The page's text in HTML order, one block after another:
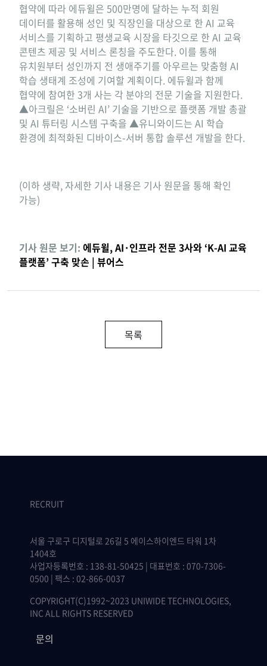
협약에 따라 에듀윌은 500만명에 달하는 누적 회원
데이터를 활용해 성인 및 직장인을 대상으로 한 AI 교육
서비스를 기획하고 평생교육 시장을 타깃으로 한 AI 교육
콘텐츠 제공 및 서비스 론칭을 주도한다. 이를 통해
유치원부터 성인까지 전 생애주기를 아우르는 맞춤형 AI
학습 생태계 조성에 기여할 계획이다. 에듀윌과 함께
협약에 참여한 3개 사는 각 분야의 전문 기술을 지원한다.
▲아크릴은 ‘소버린 AI’ 기술을 기반으로 플랫폼 개발 총괄
및 AI 튜터링 시스템 구축을 ▲유니와이드는 AI 학습
환경에 최적화된 디바이스-서버 통합 솔루션 개발을 한다.
(이하 생략, 자세한 기사 내용은 기사 원문을 통해 확인
가능)
기사 원문 보기: 에듀윌, AI·인프라 전문 3사와 ‘K-AI 교육
플랫폼’ 구축 맞손 | 뷰어스
목록
RECRUIT
서울 구로구 디지털로 26길 5 에이스하이엔드 타워 1차
1404호
사업자등록번호 : 138-81-50425 | 대표번호 : 070-7306-
0500 | 팩스 : 02-866-0037
COPYRIGHT(C)1992~2023 UNIWIDE TECHNOLOGIES,
INC ALL RIGHTS RESERVED
문의